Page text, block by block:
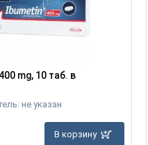
mg, 10 таб. в
не указан
В корзину